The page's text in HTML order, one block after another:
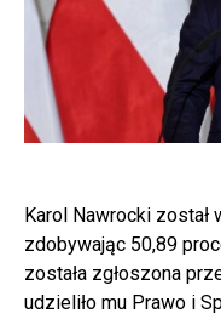
Karol Nawrocki
zdobywając 50,89
została zgłoszona
udzieliło mu Prawo i